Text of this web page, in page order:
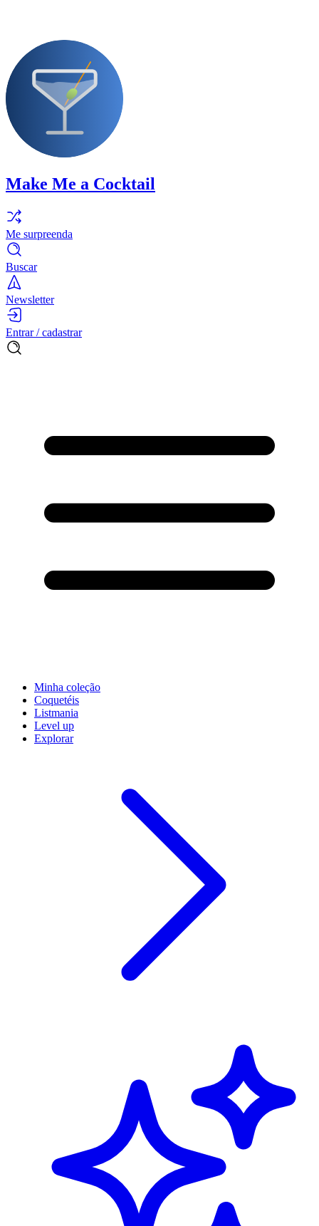
Make Me a Cocktail
Me surpreenda
Buscar
Newsletter
Entrar / cadastrar
Minha coleção
Coquetéis
Listmania
Level up
Explorar